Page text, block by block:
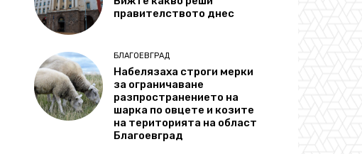
правителството днес
БЛАГОЕВГРАД
Набелязаха строги мерки
за ограничаване
разпространението на
шарка по овцете и козите
на територията на област
Благоевград